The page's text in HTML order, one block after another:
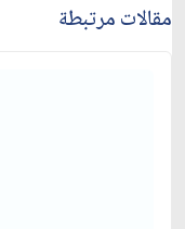
مقالات مرتبطة